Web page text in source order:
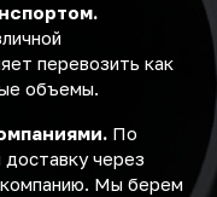
перевозить как
объемы.
По
через
Мы берем